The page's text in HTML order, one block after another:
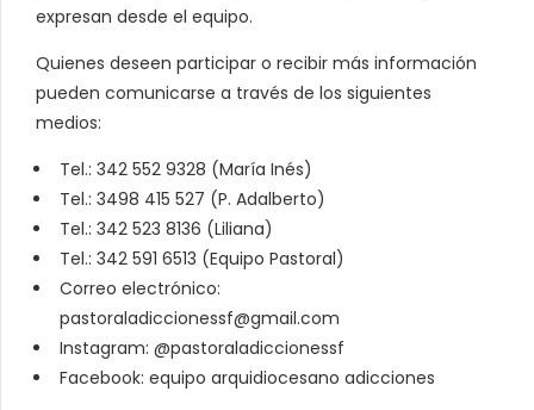
expresan desde el equipo.
Quienes deseen participar o recibir más información
pueden comunicarse a través de los siguientes
medios:
Tel.: 342 552 9328 (María Inés)
Tel.: 3498 415 527 (P. Adalberto)
Tel.: 342 523 8136 (Liliana)
Tel.: 342 591 6513 (Equipo Pastoral)
Correo electrónico:
pastoraladiccionessf@gmail.com
Instagram: @pastoraladiccionessf
Facebook: equipo arquidiocesano adicciones